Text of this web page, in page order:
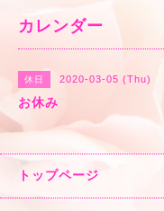
カレンダー
休日 2020-03-05 (Thu)
お休み
トップページ